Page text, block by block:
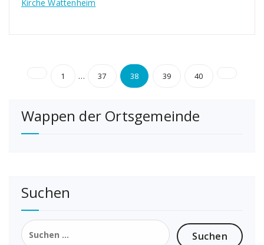
Kirche Wattenheim
Seitennummerierung
Beiträge
1 … 37 38 39 40
Wappen der Ortsgemeinde
Suchen
Suchen
nach: